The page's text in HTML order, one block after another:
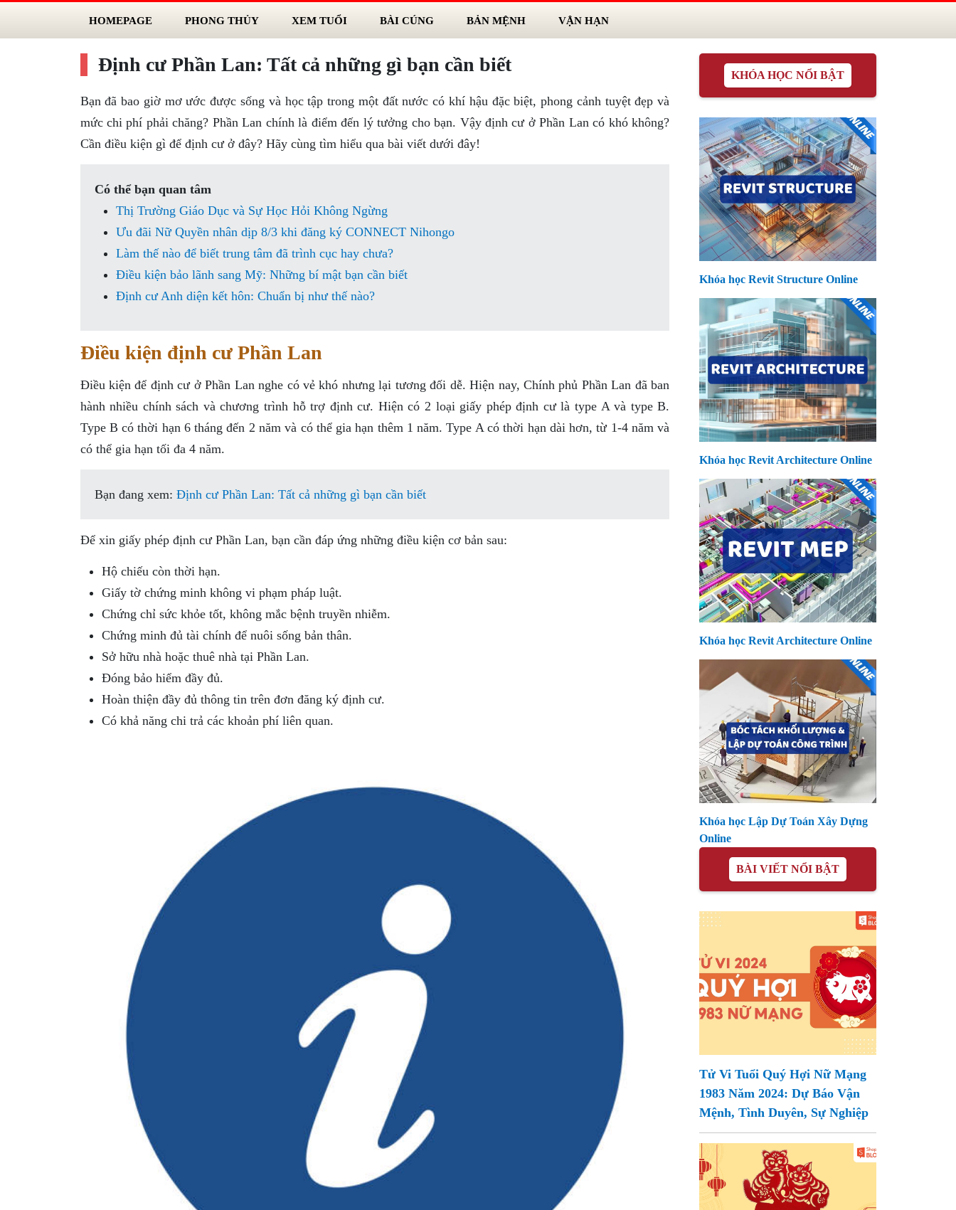
HOMEPAGE PHONG THỦY XEM TUỔI BÀI CÚNG BẢN MỆNH VẬN HẠN
Định cư Phần Lan: Tất cả những gì bạn cần biết
Bạn đã bao giờ mơ ước được sống và học tập trong một đất nước có khí hậu đặc biệt, phong cảnh tuyệt đẹp và
mức chi phí phải chăng? Phần Lan chính là điểm đến lý tưởng cho bạn. Vậy định cư ở Phần Lan có khó không?
Cần điều kiện gì để định cư ở đây? Hãy cùng tìm hiểu qua bài viết dưới đây!
Có thể bạn quan tâm
Thị Trường Giáo Dục và Sự Học Hỏi Không Ngừng
Ưu đãi Nữ Quyền nhân dịp 8/3 khi đăng ký CONNECT Nihongo
Làm thế nào để biết trung tâm đã trình cục hay chưa?
Điều kiện bảo lãnh sang Mỹ: Những bí mật bạn cần biết
Định cư Anh diện kết hôn: Chuẩn bị như thế nào?
Điều kiện định cư Phần Lan
Điều kiện để định cư ở Phần Lan nghe có vẻ khó nhưng lại tương đối dễ. Hiện nay, Chính phủ Phần Lan đã ban
hành nhiều chính sách và chương trình hỗ trợ định cư. Hiện có 2 loại giấy phép định cư là type A và type B.
Type B có thời hạn 6 tháng đến 2 năm và có thể gia hạn thêm 1 năm. Type A có thời hạn dài hơn, từ 1-4 năm và
có thể gia hạn tối đa 4 năm.
Bạn đang xem: Định cư Phần Lan: Tất cả những gì bạn cần biết
Để xin giấy phép định cư Phần Lan, bạn cần đáp ứng những điều kiện cơ bản sau:
Hộ chiếu còn thời hạn.
Giấy tờ chứng minh không vi phạm pháp luật.
Chứng chỉ sức khỏe tốt, không mắc bệnh truyền nhiễm.
Chứng minh đủ tài chính để nuôi sống bản thân.
Sở hữu nhà hoặc thuê nhà tại Phần Lan.
Đóng bảo hiểm đầy đủ.
Hoàn thiện đầy đủ thông tin trên đơn đăng ký định cư.
Có khả năng chi trả các khoản phí liên quan.
KHÓA HỌC NỔI BẬT
Khóa học Revit Structure Online
Khóa học Revit Architecture Online
Khóa học Revit Architecture Online
Khóa học Lập Dự Toán Xây Dựng
Online
BÀI VIẾT NỔI BẬT
Tử Vi Tuổi Quý Hợi Nữ Mạng
1983 Năm 2024: Dự Báo Vận
Mệnh, Tình Duyên, Sự Nghiệp